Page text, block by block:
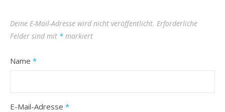
Deine E-Mail-Adresse wird nicht veröffentlicht. Erforderliche
Felder sind mit * markiert
Name *
E-Mail-Adresse *